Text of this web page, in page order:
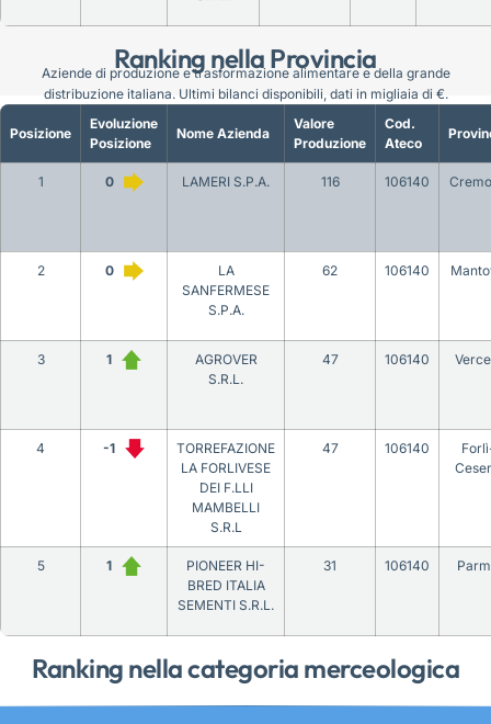
Ranking nella Provincia
Ranking nella categoria merceologica
Posizione
Evoluzione
Posizione
Nome Azienda
Valore
Produzione
Cod.
Ateco
1 0 LAMERI S.P.A. 116 106140
2 0
LA
SANFERMESE
S.P.A.
62 106140
3 1
AGROVER
S.R.L.
47 106140
4 -1
TORREFAZIONE
LA FORLIVESE
DEI F.LLI
MAMBELLI
S.R.L
47 106140
5 1
PIONEER HI-
BRED ITALIA
SEMENTI S.R.L.
31 106140
Aziende di produzione e trasformazione alimentare e della grande
distribuzione italiana. Ultimi bilanci disponibili, dati in migliaia di €.